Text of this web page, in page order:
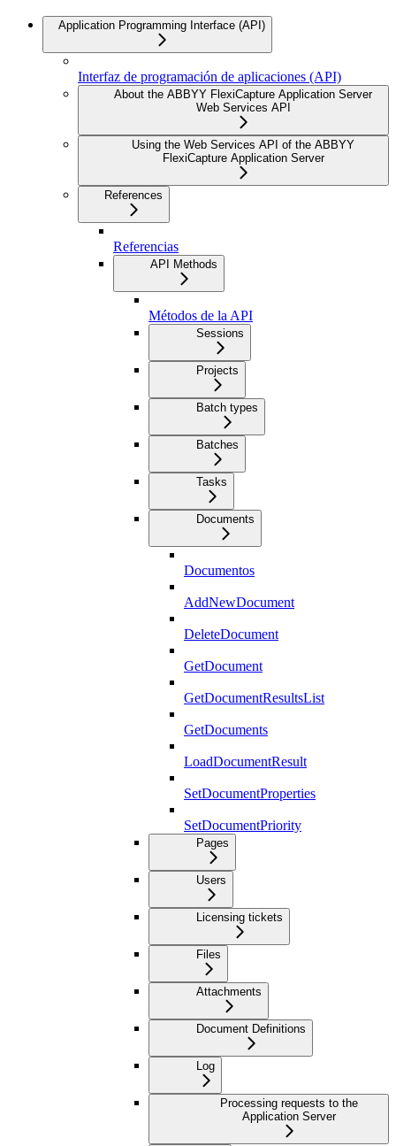
Application Programming Interface (API)
Interfaz de programación de aplicaciones (API)
About the ABBYY FlexiCapture Application Server
Web Services API
Using the Web Services API of the ABBYY
FlexiCapture Application Server
References
Referencias
API Methods
Métodos de la API
Sessions
Projects
Batch types
Batches
Tasks
Documents
Documentos
AddNewDocument
DeleteDocument
GetDocument
GetDocumentResultsList
GetDocuments
LoadDocumentResult
SetDocumentProperties
SetDocumentPriority
Pages
Users
Licensing tickets
Files
Attachments
Document Definitions
Log
Processing requests to the
Application Server